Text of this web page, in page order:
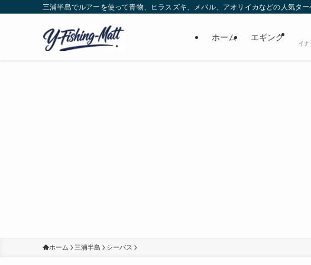
三浦半島でルアーを使って青物、ヒラスズキ、メバル、アオリイカなどの人気タ
ホーム エギング
イ
ホーム 三浦半島 シーバス